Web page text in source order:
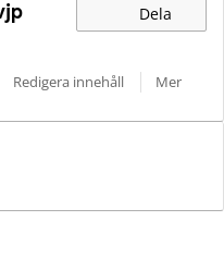
Dela
Redigera innehåll
Mer